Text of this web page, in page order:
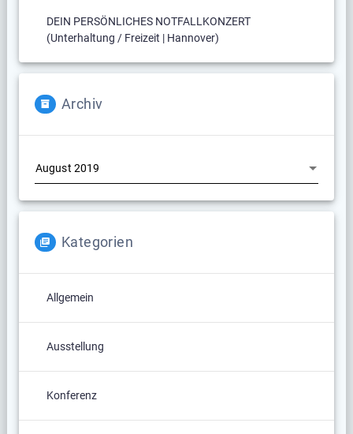
DEIN PERSÖNLICHES NOTFALLKONZERT
(Unterhaltung / Freizeit | Hannover)
Archiv
Kategorien
Allgemein
Ausstellung
Konferenz